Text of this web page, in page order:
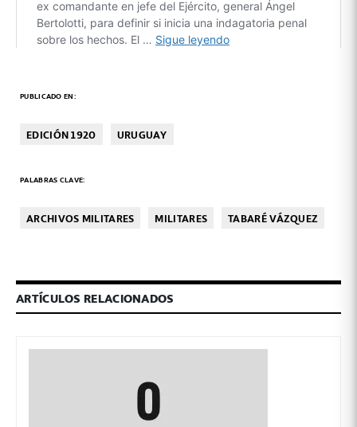
PUBLICADO EN:
EDICIÓN 1920 URUGUAY
PALABRAS CLAVE:
ARCHIVOS MILITARES MILITARES TABARÉ VÁZQUEZ
ARTÍCULOS RELACIONADOS